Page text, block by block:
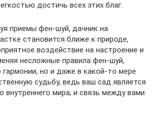
достичь всех этих благ.
приемы фен-шуй, дачник на
становится ближе к природе,
воздействие на настроение и
несложные правила фен-шуй,
но и даже в какой-то мере
судьбу, ведь ваш сад является
внутреннего мира, и связь между вами